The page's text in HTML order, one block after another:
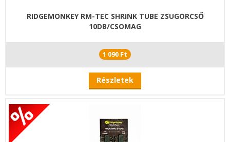
RIDGEMONKEY RM-TEC SHRINK TUBE ZSUGORCSŐ
10DB/CSOMAG
1 090 Ft
Részletek